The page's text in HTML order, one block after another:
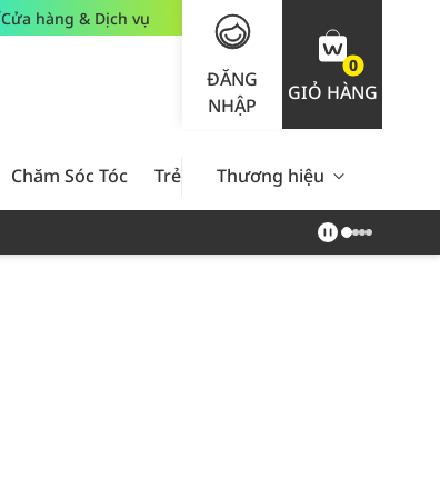
Cửa hàng & Dịch vụ
ĐĂNG
NHẬP
0
GIỎ HÀNG
Chăm Sóc Tóc Trẻ Em Nam Giới Chăm Sóc
Thương hiệu